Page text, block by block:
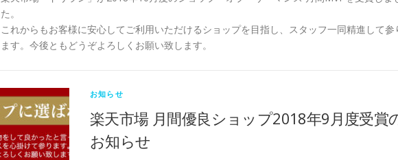
た。
これからもお客様に安心してご利用いただけるショップを目指し、スタッフ一同精進して参
ます。今後ともどうぞよろしくお願い致します。
お知らせ
楽天市場 月間優良ショップ2018年9月度受賞
お知らせ